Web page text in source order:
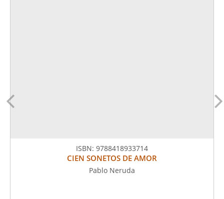
ISBN: 9788418933714
CIEN SONETOS DE AMOR
Pablo Neruda